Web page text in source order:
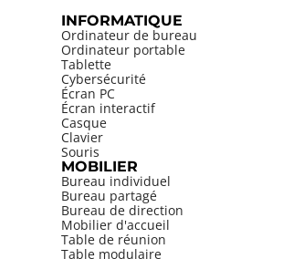
INFORMATIQUE
Ordinateur de bureau
Ordinateur portable
Tablette
Cybersécurité
Écran PC
Écran interactif
Casque
Clavier
Souris
MOBILIER
Bureau individuel
Bureau partagé
Bureau de direction
Mobilier d'accueil
Table de réunion
Table modulaire